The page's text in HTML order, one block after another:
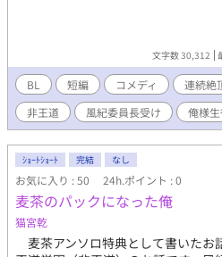
文字数 30,312
BL 短編 コメディ 連続絶
非王道
風紀委員長受け 俺様
ｼｮｰﾄｼｮｰﾄ 完結 なし
お気に入り : 50 24h.ポイント : 0
麦茶のパックになった俺
猫宮乾
麦茶アンソロ特典として書いた